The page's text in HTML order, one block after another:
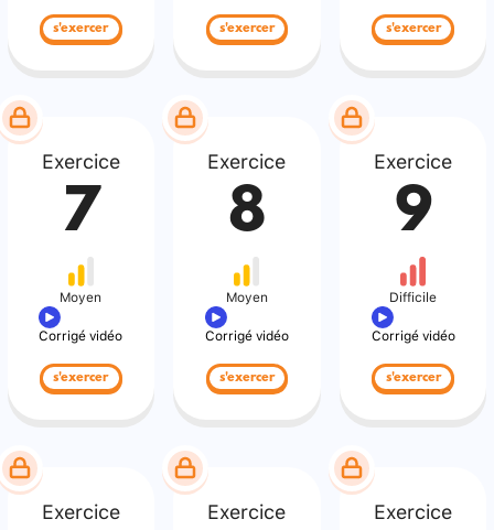
s'exercer s'exercer s'exercer
Exercice
7
Moyen
Corrigé vidéo
s'exercer
Exercice
8
Moyen
Corrigé vidéo
s'exercer
Exercice
9
Difficile
Corrigé vidéo
s'exercer
Exercice Exercice Exercice